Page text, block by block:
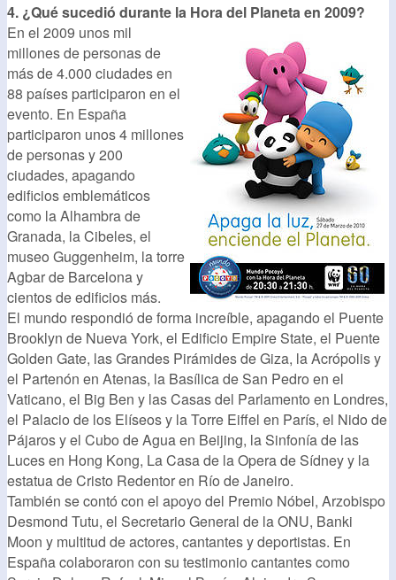
4. ¿Qué sucedió durante la Hora del Planeta en 2009?
En el 2009 unos mil
millones de personas de
más de 4.000 ciudades en
88 países participaron en el
evento. En España
participaron unos 4 millones
de personas y 200
ciudades, apagando
edificios emblemáticos
como la Alhambra de
Granada, la Cibeles, el
museo Guggenheim, la torre
Agbar de Barcelona y
cientos de edificios más.
El mundo respondió de forma increíble, apagando el Puente
Brooklyn de Nueva York, el Edificio Empire State, el Puente
Golden Gate, las Grandes Pirámides de Giza, la Acrópolis y
el Partenón en Atenas, la Basílica de San Pedro en el
Vaticano, el Big Ben y las Casas del Parlamento en Londres,
el Palacio de los Elíseos y la Torre Eiffel en París, el Nido de
Pájaros y el Cubo de Agua en Beijing, la Sinfonía de las
Luces en Hong Kong, La Casa de la Opera de Sídney y la
estatua de Cristo Redentor en Río de Janeiro.
También se contó con el apoyo del Premio Nóbel, Arzobispo
Desmond Tutu, el Secretario General de la ONU, Banki
Moon y multitud de actores, cantantes y deportistas. En
España colaboraron con su testimonio cantantes como